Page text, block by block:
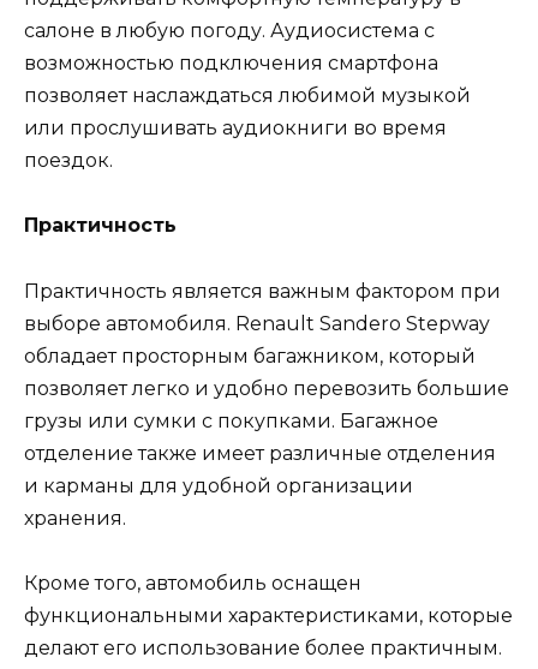
салоне в любую погоду. Аудиосистема с
возможностью подключения смартфона
позволяет наслаждаться любимой музыкой
или прослушивать аудиокниги во время
поездок.
Практичность
Практичность является важным фактором при
выборе автомобиля. Renault Sandero Stepway
обладает просторным багажником, который
позволяет легко и удобно перевозить большие
грузы или сумки с покупками. Багажное
отделение также имеет различные отделения
и карманы для удобной организации
хранения.
Кроме того, автомобиль оснащен
функциональными характеристиками, которые
делают его использование более практичным.